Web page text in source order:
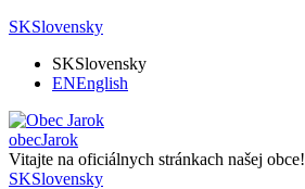
SKSlovensky
SKSlovensky
ENEnglish
obecJarok
Vitajte na oficiálnych stránkach našej obce!
SKSlovensky